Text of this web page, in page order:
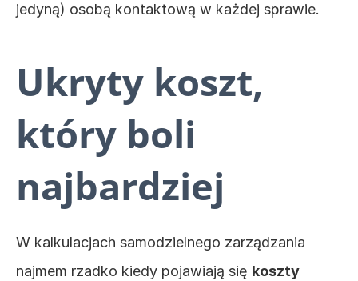
jedyną) osobą kontaktową w każdej sprawie.
Ukryty koszt,
który boli
najbardziej
W kalkulacjach samodzielnego zarządzania
najmem rzadko kiedy pojawiają się koszty